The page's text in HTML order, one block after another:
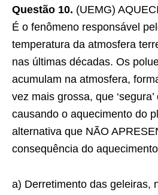
Questão 10. (UEMG)
É o fenômeno responsável
temperatura da atmosfera
nas últimas décadas. Os
acumulam na atmosfera,
vez mais grossa, que
causando o aquecimento do
alternativa que NÃO
consequência do
a) Derretimento das geleiras,